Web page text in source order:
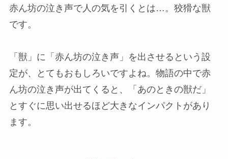
赤ん坊の泣き声で人の気を引くとは…。狡猾な獣
です。
「獣」に「赤ん坊の泣き声」を出させるという設
定が、とてもおもしろいですよね。物語の中で赤
ん坊の泣き声が出てくると、「あのときの獣だ」
とすぐに思い出せるほど大きなインパクトがあり
ます。